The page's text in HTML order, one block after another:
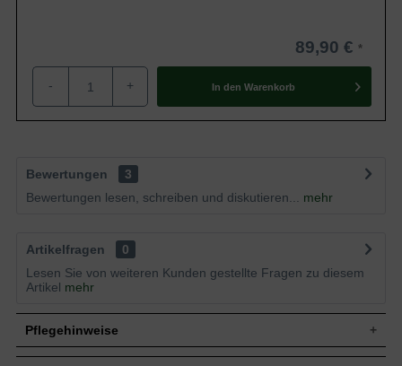
89,90 €
- + In den Warenkorb
Bewertungen
3
Bewertungen lesen, schreiben und diskutieren...
mehr
Artikelfragen
0
Lesen Sie von weiteren Kunden gestellte Fragen zu diesem
Artikel mehr
Pflegehinweise